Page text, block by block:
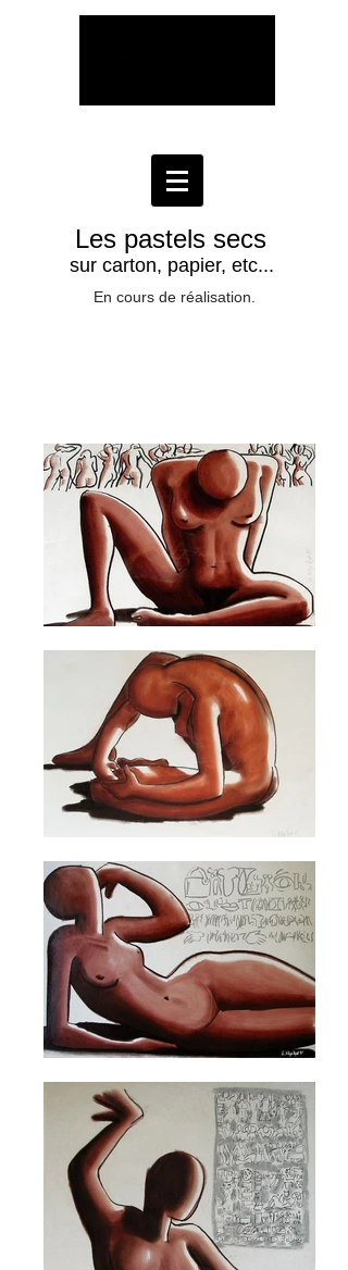
Les pastels secs
sur carton, papier, etc...
En cours de réalisation.